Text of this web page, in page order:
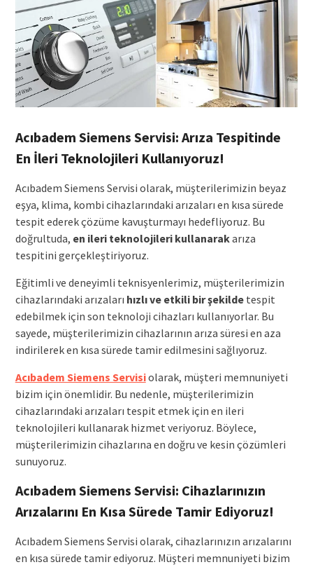
Acıbadem Siemens Servisi: Arıza Tespitinde
En İleri Teknolojileri Kullanıyoruz!
Acıbadem Siemens Servisi olarak, müşterilerimizin beyaz
eşya, klima, kombi cihazlarındaki arızaları en kısa sürede
tespit ederek çözüme kavuşturmayı hedefliyoruz. Bu
doğrultuda, en ileri teknolojileri kullanarakarıza
tespitini gerçekleştiriyoruz.
Eğitimli ve deneyimli teknisyenlerimiz, müşterilerimizin
cihazlarındaki arızaları hızlı ve etkili bir şekildetespit
edebilmek için son teknoloji cihazları kullanıyorlar. Bu
sayede, müşterilerimizin cihazlarının arıza süresi en aza
indirilerek en kısa sürede tamir edilmesini sağlıyoruz.
Acıbadem Siemens Servisiolarak, müşteri memnuniyeti
bizim için önemlidir. Bu nedenle, müşterilerimizin
cihazlarındaki arızaları tespit etmek için en ileri
teknolojileri kullanarak hizmet veriyoruz. Böylece,
müşterilerimizin cihazlarına en doğru ve kesin çözümleri
sunuyoruz.
Acıbadem Siemens Servisi: Cihazlarınızın
Arızalarını En Kısa Sürede Tamir Ediyoruz!
Acıbadem Siemens Servisi olarak, cihazlarınızın arızalarını
en kısa sürede tamir ediyoruz. Müşteri memnuniyeti bizim